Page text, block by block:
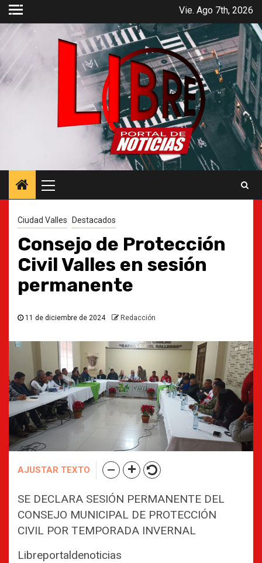
Saltar
contenido
Vie. Ago 7th, 2026
principal
Ciudad Valles Destacados
Consejo de Protección
Civil Valles en sesión
permanente
11 de diciembre de 2024 Redacción
AJUSTAR TEXTO
SE DECLARA SESIÓN PERMANENTE DEL
CONSEJO MUNICIPAL DE PROTECCIÓN
CIVIL POR TEMPORADA INVERNAL
Libreportaldenoticias